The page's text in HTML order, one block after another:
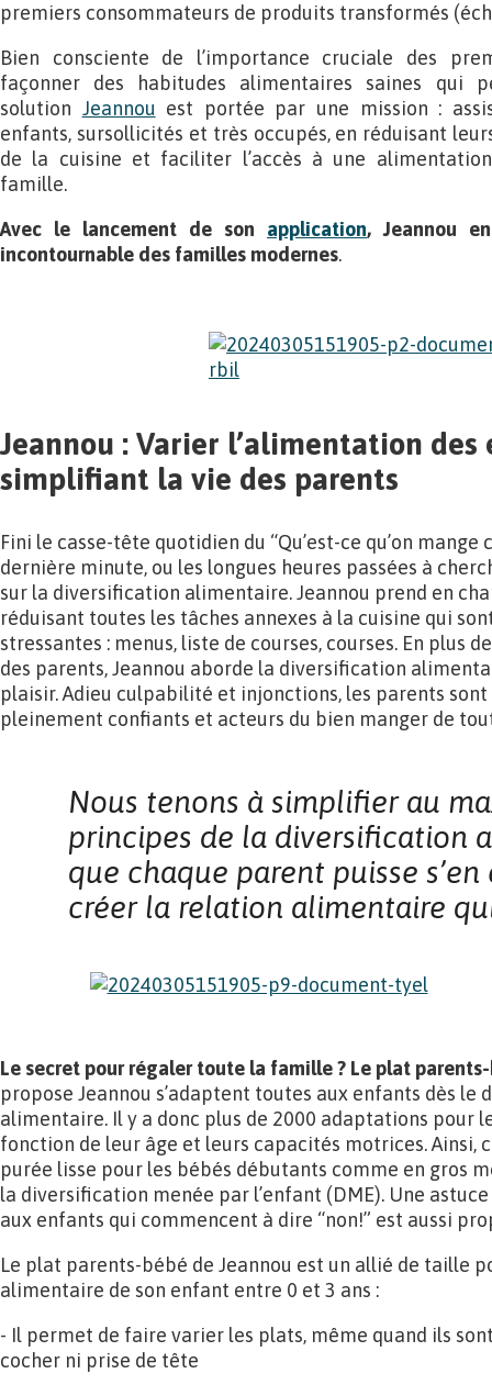
premiers consommateurs de produits transformés
Bien consciente de l’importance cruciale des
façonner des habitudes alimentaires saines qui
solution Jeannou est portée par une mission :
enfants, sursollicités et très occupés, en réduisant
de la cuisine et faciliter l’accès à une
famille.
Avec le lancement de son application, Jeannou
incontournable des familles modernes.
Jeannou : Varier l’alimentation
simplifiant la vie des parents
Fini le casse-tête quotidien du “Qu’est-ce qu’on mange
dernière minute, ou les longues heures passées à
sur la diversification alimentaire. Jeannou prend en
réduisant toutes les tâches annexes à la cuisine qui
stressantes : menus, liste de courses, courses. En plus
des parents, Jeannou aborde la diversification
plaisir. Adieu culpabilité et injonctions, les parents
pleinement confiants et acteurs du bien manger de
Nous tenons à simplifier au
principes de la diversification
que chaque parent puisse
créer la relation alimentaire
Le secret pour régaler toute la famille ? Le plat
propose Jeannou s’adaptent toutes aux enfants dès
alimentaire. Il y a donc plus de 2000 adaptations pour
fonction de leur âge et leurs capacités motrices. Ainsi,
purée lisse pour les bébés débutants comme en gros
la diversification menée par l’enfant (DME). Une
aux enfants qui commencent à dire “non!” est aussi
Le plat parents-bébé de Jeannou est un allié de taille
alimentaire de son enfant entre 0 et 3 ans :
- Il permet de faire varier les plats, même quand ils
cocher ni prise de tête